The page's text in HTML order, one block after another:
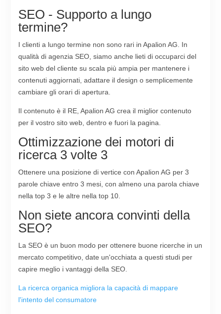
SEO - Supporto a lungo
termine?
I clienti a lungo termine non sono rari in Apalion AG. In
qualità di agenzia SEO, siamo anche lieti di occuparci del
sito web del cliente su scala più ampia per mantenere i
contenuti aggiornati, adattare il design o semplicemente
cambiare gli orari di apertura.
Il contenuto è il RE, Apalion AG crea il miglior contenuto
per il vostro sito web, dentro e fuori la pagina.
Ottimizzazione dei motori di
ricerca 3 volte 3
Ottenere una posizione di vertice con Apalion AG per 3
parole chiave entro 3 mesi, con almeno una parola chiave
nella top 3 e le altre nella top 10.
Non siete ancora convinti della
SEO?
La SEO è un buon modo per ottenere buone ricerche in un
mercato competitivo, date un'occhiata a questi studi per
capire meglio i vantaggi della SEO.
La ricerca organica migliora la capacità di mappare
l'intento del consumatore